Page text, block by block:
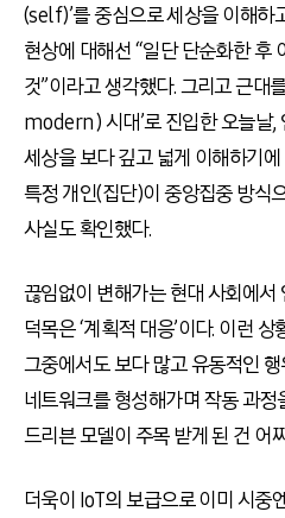
(self)’를 중심으로 세상을 이해하
현상에 대해선 “일단 단순화한 후
것”이라고 생각했다. 그리고 근대
modern) 시대’로 진입한 오늘날,
세상을 보다 깊고 넓게 이해하기
특정 개인(집단)이 중앙집중 방식
사실도 확인했다.
끊임없이 변해가는 현대 사회에
덕목은 ‘계획적 대응’이다. 이런
그중에서도 보다 많고 유동적인
네트워크를 형성해가며 작동 과
드리븐 모델이 주목 받게 된 건 어
더욱이 IoT의 보급으로 이미 시중